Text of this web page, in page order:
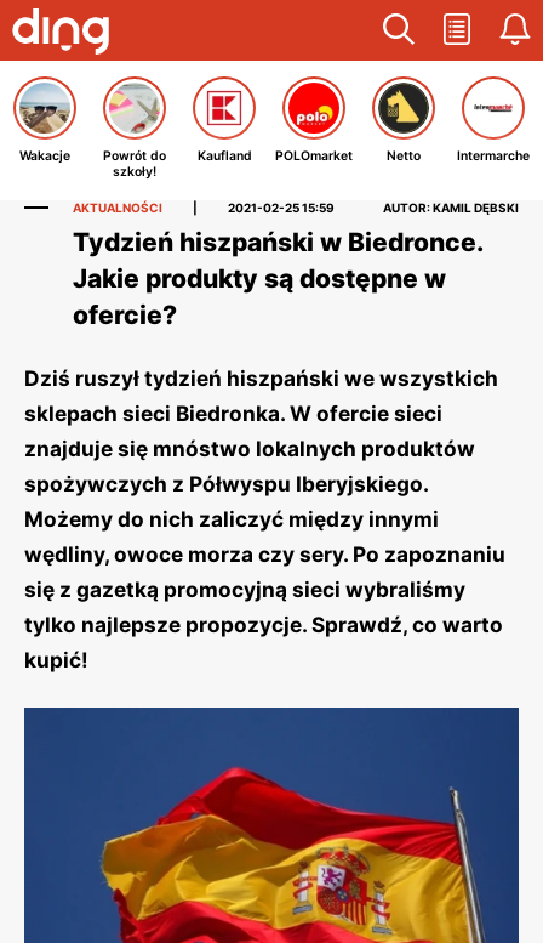
Wakacje
Powrót do
szkoły!
Kaufland POLOmarket Netto Intermarche
AKTUALNOŚCI 2021-02-25 15:59 AUTOR: KAMIL DĘBSKI
Tydzień hiszpański w Biedronce.
Jakie produkty są dostępne w
ofercie?
Dziś ruszył tydzień hiszpański we wszystkich
sklepach sieci Biedronka. W ofercie sieci
znajduje się mnóstwo lokalnych produktów
spożywczych z Półwyspu Iberyjskiego.
Możemy do nich zaliczyć między innymi
wędliny, owoce morza czy sery. Po zapoznaniu
się z gazetką promocyjną sieci wybraliśmy
tylko najlepsze propozycje. Sprawdź, co warto
kupić!